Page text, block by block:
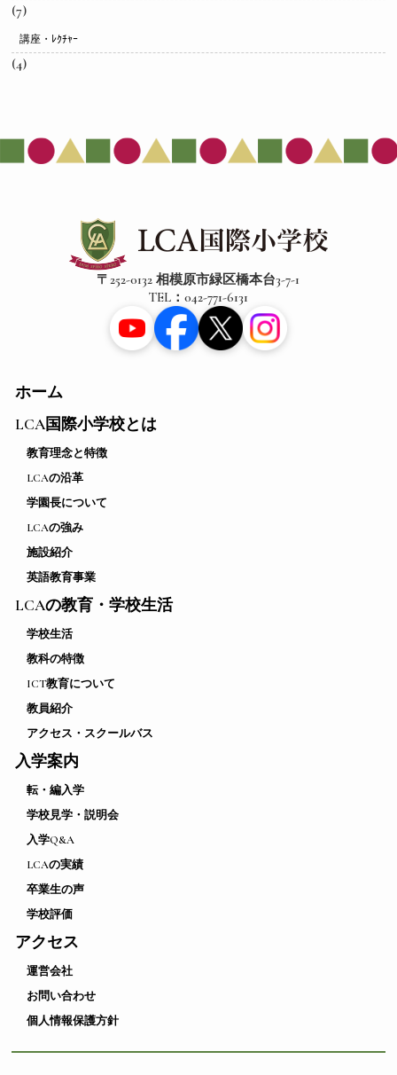
(7)
講座・ﾚｸﾁｬｰ
(4)
〒252-0132 相模原市緑区橋本台3-7-1
TEL：042-771-6131
ホーム
LCA国際小学校とは
教育理念と特徴
LCAの沿革
学園長について
LCAの強み
施設紹介
英語教育事業
LCAの教育・学校生活
学校生活
教科の特徴
ICT教育について
教員紹介
アクセス・スクールバス
入学案内
転・編入学
学校見学・説明会
入学Q&A
LCAの実績
卒業生の声
学校評価
アクセス
運営会社
お問い合わせ
個人情報保護方針